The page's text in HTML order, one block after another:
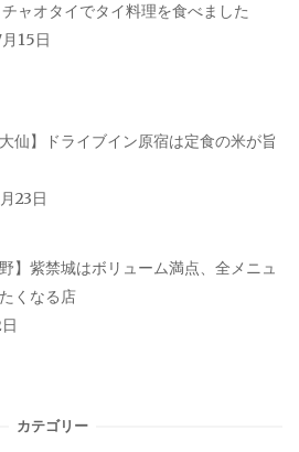
チャオタイでタイ料理を食べました
15日
大仙】ドライブイン原宿は定食の米が旨
23日
野】紫禁城はボリューム満点、全メニュ
くなる店
カテゴリー